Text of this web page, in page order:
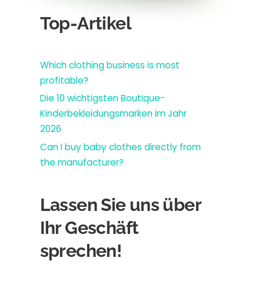
Top-Artikel
Which clothing business is most
profitable?
Die 10 wichtigsten Boutique-
Kinderbekleidungsmarken im Jahr
2026
Can I buy baby clothes directly from
the manufacturer?
Lassen Sie uns über
Ihr Geschäft
sprechen!